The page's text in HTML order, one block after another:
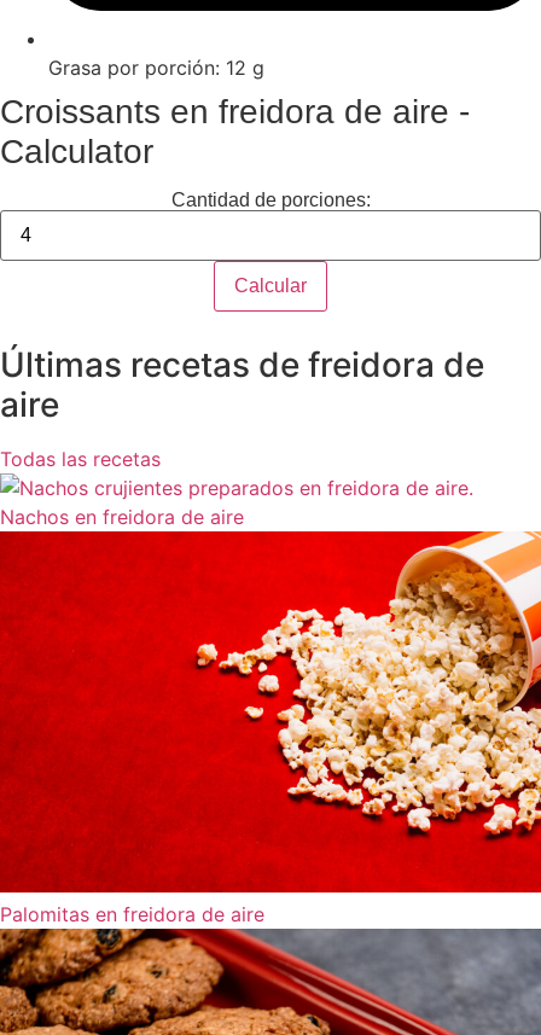
Grasa por porción: 12 g
Croissants en freidora de aire -
Calculator
Cantidad de porciones:
Calcular
Últimas recetas de freidora de
aire
Todas las recetas
Nachos en freidora de aire
Palomitas en freidora de aire